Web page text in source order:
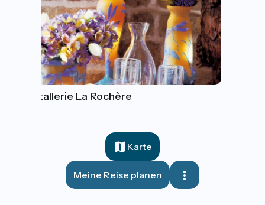
Cristallerie La Rochère
Karte
Meine Reise planen